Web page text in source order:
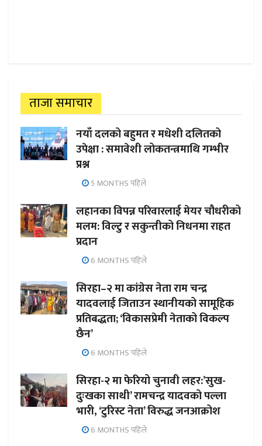
ताजा समाचार
नयाँ दलको बहुमत र मधेशी दलितको
उपेक्षा : समावेशी लोकतन्त्रमाथि गम्भीर
प्रश्न
5 MONTHS पहिले
लहानका विपन्न परिवारलाई मेयर चौधरीको
मलम: विल्टु र सकुन्तीको निधनमा राहत
प्रदान
6 MONTHS पहिले
सिरहा–२ मा कांग्रेस नेता राम चन्द्र
यादवलाई जिताउन स्थानीयको सामूहिक
प्रतिबद्धता; ‘विकासप्रेमी नेताको विकल्प
छैन’
6 MONTHS पहिले
सिरहा-२ मा फेरियो चुनावी लहर:’सुख-
दुःखका साथी’ रामचन्द्र यादवको पल्ला
भारी, ‘टुरिस्ट नेता’ विरुद्ध जनआक्रोश
6 MONTHS पहिले